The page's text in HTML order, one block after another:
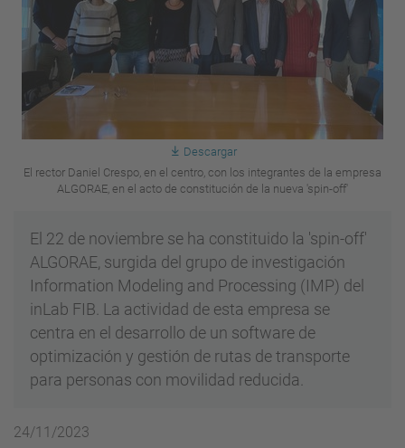
Descargar
El rector Daniel Crespo, en el centro, con los integrantes de la empresa
ALGORAE, en el acto de constitución de la nueva 'spin-off'
El 22 de noviembre se ha constituido la 'spin-off'
ALGORAE, surgida del grupo de investigación
Information Modeling and Processing (IMP) del
inLab FIB. La actividad de esta empresa se
centra en el desarrollo de un software de
optimización y gestión de rutas de transporte
para personas con movilidad reducida.
24/11/2023